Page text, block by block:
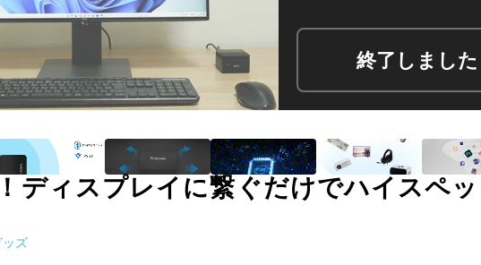
終了しました
ディスプレイに繋ぐだけでハイスペッ
ズ